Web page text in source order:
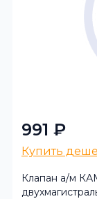
991 ₽
Купить
Клапан а/м